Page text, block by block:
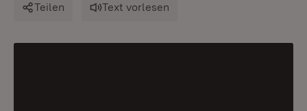
Teilen Text vorlesen